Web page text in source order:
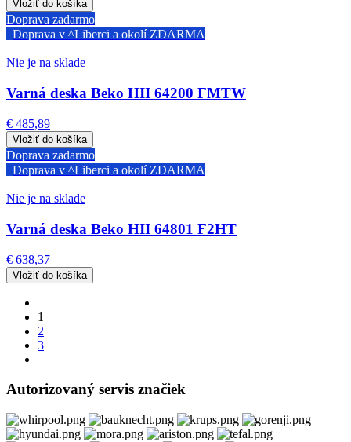
Doprava zadarmo
Doprava v ^Liberci a okolí ZDARMA
Nie je na sklade
Varná deska Beko HII 64200 FMTW
€ 485,89
Doprava zadarmo
Doprava v ^Liberci a okolí ZDARMA
Nie je na sklade
Varná deska Beko HII 64801 F2HT
€ 638,37
1
2
3
Autorizovaný servis značiek